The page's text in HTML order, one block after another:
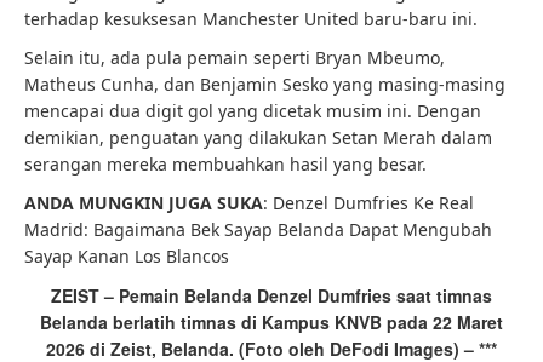
terhadap kesuksesan Manchester United baru-baru ini.
Selain itu, ada pula pemain seperti Bryan Mbeumo,
Matheus Cunha, dan Benjamin Sesko yang masing-masing
mencapai dua digit gol yang dicetak musim ini. Dengan
demikian, penguatan yang dilakukan Setan Merah dalam
serangan mereka membuahkan hasil yang besar.
ANDA MUNGKIN JUGA SUKA: Denzel Dumfries Ke Real
Madrid: Bagaimana Bek Sayap Belanda Dapat Mengubah
Sayap Kanan Los Blancos
ZEIST – Pemain Belanda Denzel Dumfries saat timnas
Belanda berlatih timnas di Kampus KNVB pada 22 Maret
2026 di Zeist, Belanda. (Foto oleh DeFodi Images) – ***